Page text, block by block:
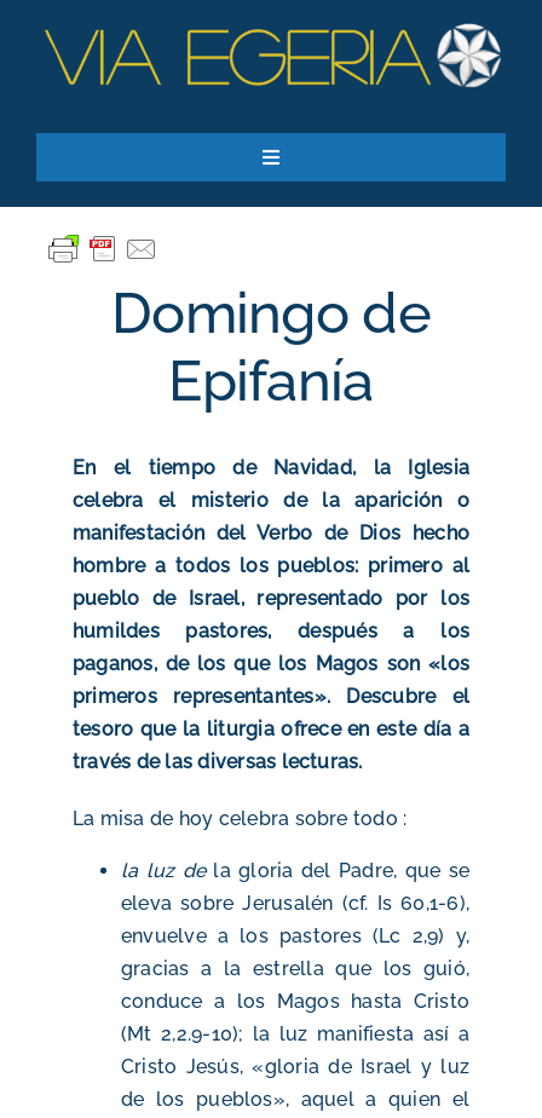
content
Toggle
Recursos
Quiero apoyar
Suscríbase a nuestro boletín
Domingo de
Epifanía
En el tiempo de Navidad, la Iglesia
celebra el misterio de la aparición o
manifestación del Verbo de Dios hecho
hombre a todos los pueblos: primero al
pueblo de Israel, representado por los
humildes pastores, después a los
paganos, de los que los Magos son «los
primeros representantes». Descubre el
tesoro que la liturgia ofrece en este día a
través de las diversas lecturas.
La misa de hoy celebra sobre todo :
la luz dela gloria del Padre, que se
eleva sobre Jerusalén (cf. Is 60,1-6),
envuelve a los pastores (Lc 2,9) y,
gracias a la estrella que los guió,
conduce a los Magos hasta Cristo
(Mt 2,2.9-10); la luz manifiesta así a
Cristo Jesús, «gloria de Israel y luz
de los pueblos», aquel a quien el